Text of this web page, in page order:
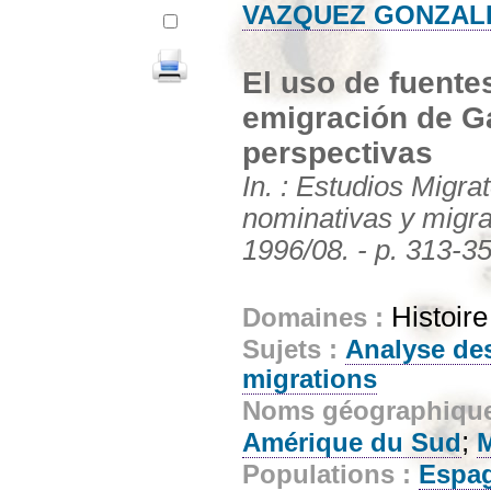
VAZQUEZ
El uso de
emigración de
perspectivas
In. : Estudios
nominativas y
1996/08. - p. 313-
Domaines :
Sujets : Analyse
migrations
Noms
Amérique du Sud;
Populations :